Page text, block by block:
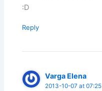
:D
Reply
Varga Elena
2013-10-07 at 07:25